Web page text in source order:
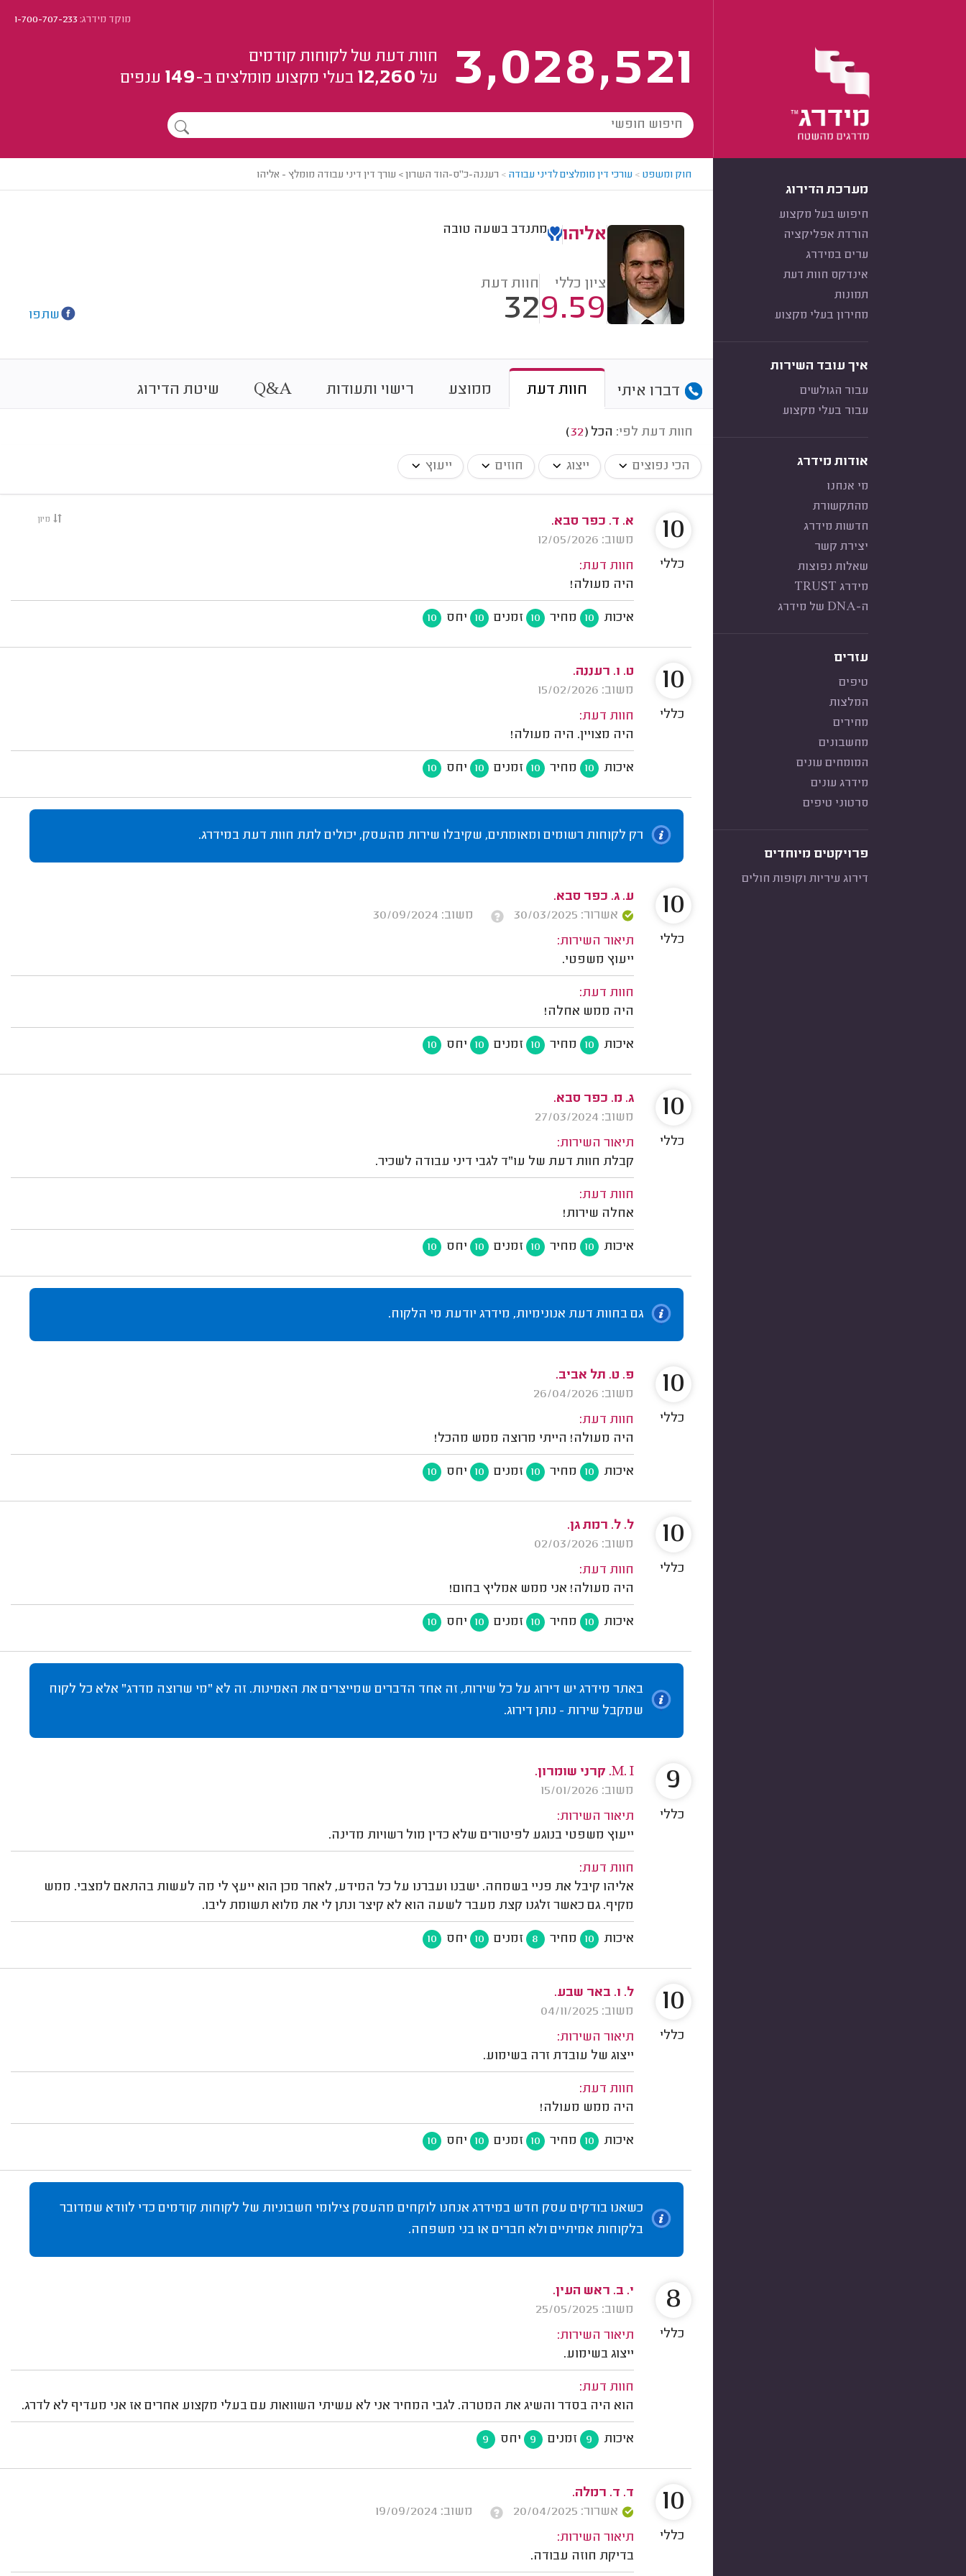
מוקד מידרג:1-700-707-233
3,028,521
חוות דעת של לקוחות קודמים
על 12,260 בעלי מקצוע מומלצים ב-149 ענפים
מערכת הדירוג
חיפוש בעל מקצוע
הורדת אפליקציה
ערים במידרג
אינדקס חוות דעת
תמונות
מחירון בעלי מקצוע
איך עובד השירות
עבור הגולשים
עבור בעלי מקצוע
אודות מידרג
מי אנחנו
מהתקשורת
חדשות מידרג
יצירת קשר
שאלות נפוצות
מידרג TRUST
ה-DNA של מידרג
עזרים
טיפים
המלצות
מחירים
מחשבונים
המומחים עונים
מידרג עונים
סרטוני טיפים
פרויקטים מיוחדים
דירוג עיריות וקופות חולים
חוק ומשפט > עורכי דין מומלצים לדיני עבודה > רעננה-כ"ס-הוד השרון > עורך דין דיני עבודה מומלץ - אליהו
אליהו מתנדב בשעה טובה
ציון כללי
9.59
חוות דעת
32 שתפו
דברו איתי חוות דעת ממוצע רישוי ותעודות Q&A שיטת הדירוג
חוות דעת לפי: הכל (
32
)
הכי נפוצים ייצוג חוזים ייעוץ
מיון
א. ד. כפר סבא.
משוב: 12/05/2026
חוות דעת:
היה מעולה!
איכות 10 מחיר 10 זמנים 10 יחס 10
10
כללי
ט. ו. רעננה.
משוב: 15/02/2026
חוות דעת:
היה מצויין. היה מעולה!
איכות 10 מחיר 10 זמנים 10 יחס 10
10
כללי
רק לקוחות רשומים ומאומתים, שקיבלו שירות מהעסק, יכולים לתת חוות דעת במידרג.
ע. ג. כפר סבא.
אשרור: 30/03/2025
משוב: 30/09/2024
תיאור השירות:
ייעוץ משפטי.
חוות דעת:
היה ממש אחלה!
איכות 10 מחיר 10 זמנים 10 יחס 10
10
כללי
ג. מ. כפר סבא.
משוב: 27/03/2024
תיאור השירות:
קבלת חוות דעת של עו"ד לגבי דיני עבודה לשכיר.
חוות דעת:
אחלה שירות!
איכות 10 מחיר 10 זמנים 10 יחס 10
10
כללי
גם בחוות דעת אנונימיות, מידרג יודעת מי הלקוח.
פ. ט. תל אביב.
משוב: 26/04/2026
חוות דעת:
היה מעולה! הייתי מרוצה ממש מהכל!
איכות 10 מחיר 10 זמנים 10 יחס 10
10
כללי
ל. ל. רמת גן.
משוב: 02/03/2026
חוות דעת:
היה מעולה! אני ממש אמליץ בחום!
איכות 10 מחיר 10 זמנים 10 יחס 10
10
כללי
באתר מידרג יש דירוג על כל שירות, זה אחד הדברים שמייצרים את האמינות. זה לא "מי שרוצה מדרג" אלא כל לקוח
שמקבל שירות - נותן דירוג.
M. I. קרני שומרון.
משוב: 15/01/2026
תיאור השירות:
ייעוץ משפטי בנוגע לפיטורים שלא כדין מול רשויות מדינה.
חוות דעת:
אליהו קיבל את פניי בשמחה. ישבנו ועברנו על כל המידע, לאחר מכן הוא ייעץ לי מה לעשות בהתאם למצבי. ממש
מקיף. גם כאשר זלגנו קצת מעבר לשעה הוא לא קיצר ונתן לי את מלוא תשומת ליבו.
איכות 10 מחיר 8 זמנים 10 יחס 10
9
כללי
ל. ו. באר שבע.
משוב: 04/11/2025
תיאור השירות:
ייצוג של עובדת זרה בשימוע.
חוות דעת:
היה ממש מעולה!
איכות 10 מחיר 10 זמנים 10 יחס 10
10
כללי
כשאנו בודקים עסק חדש במידרג אנחנו לוקחים מהעסק צילומי חשבוניות של לקוחות קודמים כדי לוודא שמדובר
בלקוחות אמיתיים ולא חברים או בני משפחה.
י. ב. ראש העין.
משוב: 25/05/2025
תיאור השירות:
ייצוג בשימוע.
חוות דעת:
הוא היה בסדר והשיג את המטרה. לגבי המחיר אני לא עשיתי השוואות עם בעלי מקצוע אחרים אז אני מעדיף לא לדרג.
איכות 9 זמנים 9 יחס 9
8
כללי
ד. ד. רמלה.
אשרור: 20/04/2025
משוב: 19/09/2024
תיאור השירות:
בדיקת חוזה עבודה.
10
כללי